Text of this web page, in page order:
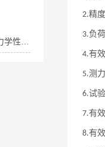
2.精
3.负
4.有
5.测
6.试
7.有
8.有